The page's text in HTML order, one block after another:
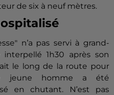
de six à neuf mètres.
n’a pas servi à grand-
1h30 après son
le long de la route pour
jeune homme a été
en chutant. N’est pas